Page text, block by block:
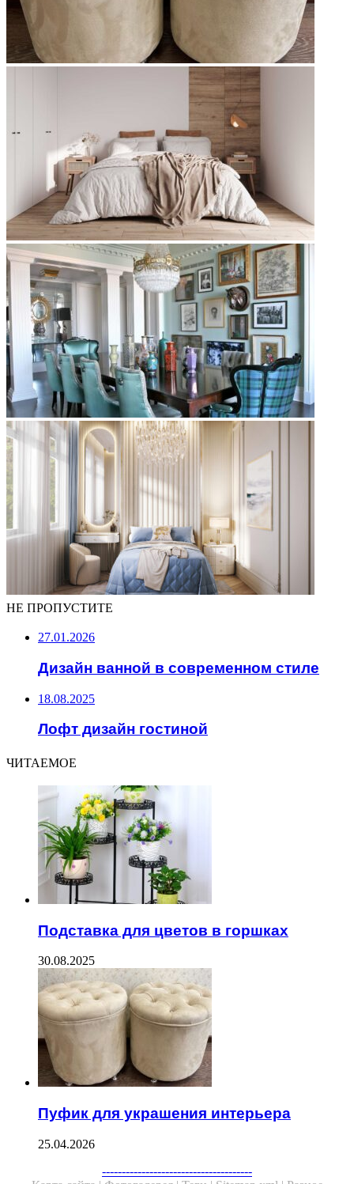
НЕ ПРОПУСТИТЕ
27.01.2026
Дизайн ванной в современном стиле
18.08.2025
Лофт дизайн гостиной
ЧИТАЕМОЕ
Подставка для цветов в горшках
30.08.2025
Пуфик для украшения интерьера
25.04.2026
--------------------------------------